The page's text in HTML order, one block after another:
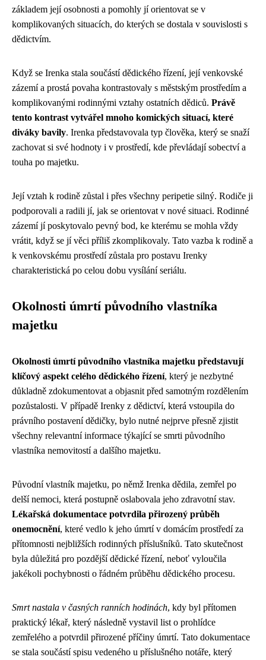
základem její osobnosti a pomohly jí orientovat se v
komplikovaných situacích, do kterých se dostala v souvislosti s
dědictvím.
Když se Irenka stala součástí dědického řízení, její venkovské
zázemí a prostá povaha kontrastovaly s městským prostředím a
komplikovanými rodinnými vztahy ostatních dědiců. Právě
tento kontrast vytvářel mnoho komických situací, které
diváky bavily. Irenka představovala typ člověka, který se snaží
zachovat si své hodnoty i v prostředí, kde převládají sobectví a
touha po majetku.
Její vztah k rodině zůstal i přes všechny peripetie silný. Rodiče ji
podporovali a radili jí, jak se orientovat v nové situaci. Rodinné
zázemí jí poskytovalo pevný bod, ke kterému se mohla vždy
vrátit, když se jí věci příliš zkomplikovaly. Tato vazba k rodině a
k venkovskému prostředí zůstala pro postavu Irenky
charakteristická po celou dobu vysílání seriálu.
Okolnosti úmrtí původního vlastníka
majetku
Okolnosti úmrtí původního vlastníka majetku představují
klíčový aspekt celého dědického řízení, který je nezbytné
důkladně zdokumentovat a objasnit před samotným rozdělením
pozůstalosti. V případě Irenky z dědictví, která vstoupila do
právního postavení dědičky, bylo nutné nejprve přesně zjistit
všechny relevantní informace týkající se smrti původního
vlastníka nemovitostí a dalšího majetku.
Původní vlastník majetku, po němž Irenka dědila, zemřel po
delší nemoci, která postupně oslabovala jeho zdravotní stav.
Lékařská dokumentace potvrdila přirozený průběh
onemocnění, které vedlo k jeho úmrtí v domácím prostředí za
přítomnosti nejbližších rodinných příslušníků. Tato skutečnost
byla důležitá pro pozdější dědické řízení, neboť vyloučila
jakékoli pochybnosti o řádném průběhu dědického procesu.
Smrt nastala v časných ranních hodinách, kdy byl přítomen
praktický lékař, který následně vystavil list o prohlídce
zemřelého a potvrdil přirozené příčiny úmrtí. Tato dokumentace
se stala součástí spisu vedeného u příslušného notáře, který